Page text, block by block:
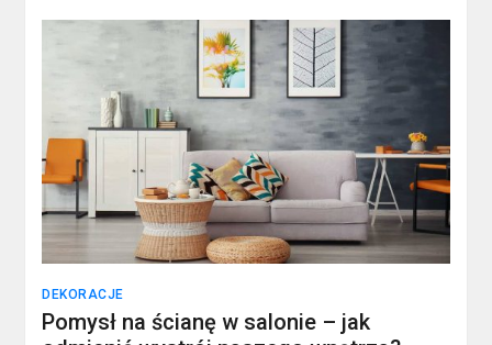
DEKORACJE
Pomysł na ścianę w salonie – jak